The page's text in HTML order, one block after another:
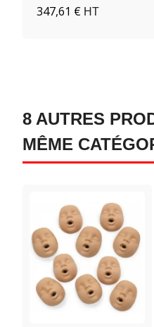
347,61 € HT
8 AUTRES
MÊME